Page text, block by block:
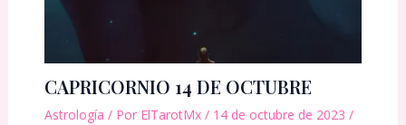
CAPRICORNIO 14 DE OCTUBRE
Astrología / Por ElTarotMx / 14 de octubre de 2023 /